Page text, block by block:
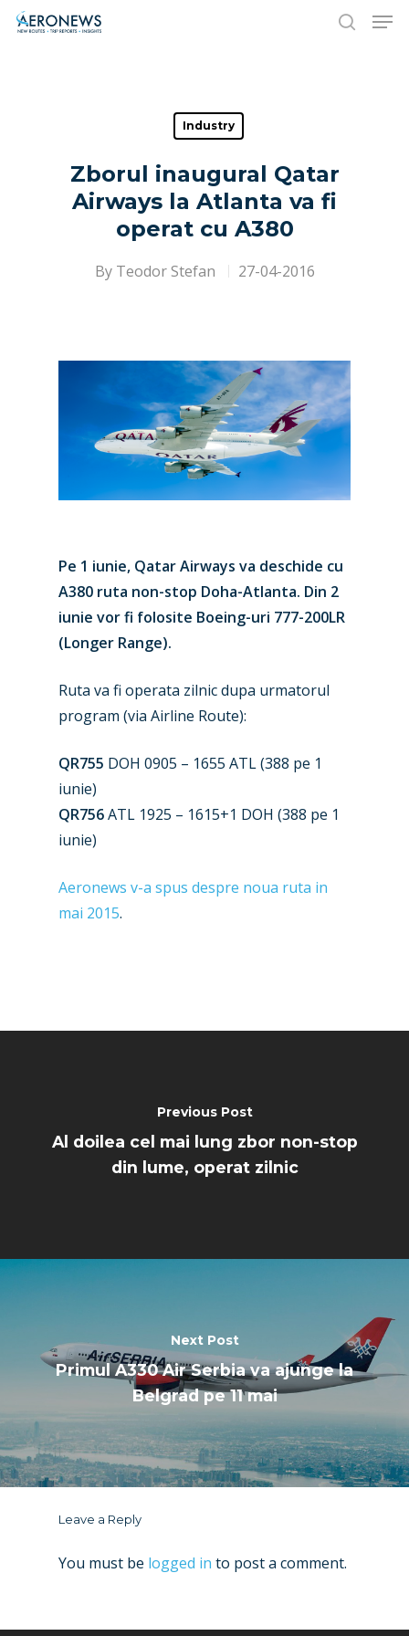
Hit enter to search or ESC to close
Industry
Zborul inaugural Qatar
Airways la Atlanta va fi
operat cu A380
By Teodor Stefan 27-04-2016
Pe 1 iunie, Qatar Airways va deschide cu
A380 ruta non-stop Doha-Atlanta. Din 2
iunie vor fi folosite Boeing-uri 777-200LR
(Longer Range).
Ruta va fi operata zilnic dupa urmatorul
program (via Airline Route):
QR755 DOH 0905 – 1655 ATL (388 pe 1
iunie)
QR756ATL 1925 – 1615+1 DOH (388 pe 1
iunie)
Aeronews v-a spus despre noua ruta in
mai 2015.
Previous Post
Al doilea cel mai lung zbor non-stop
din lume, operat zilnic
Next Post
Primul A330 Air Serbia va ajunge la
Belgrad pe 11 mai
Leave a Reply
You must be logged in to post a comment.
Industry
Paris 2025
Paris 2023
Military